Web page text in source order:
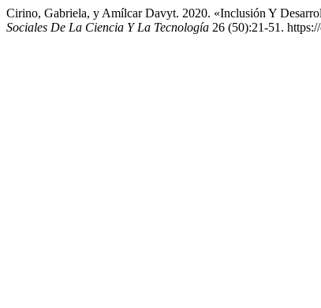
Cirino, Gabriela, y Amílcar Davyt. 2020. «Inclusión Y
Sociales De La Ciencia Y La Tecnología 26 (50):21-51.